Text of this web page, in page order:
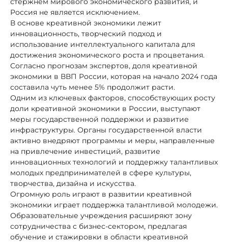
Россия не является исключением.
В основе креативной экономики лежит
инновационность, творческий подход и
использование интеллектуального капитала для
достижения экономического роста и процветания.
Согласно прогнозам экспертов, доля креативной
экономики в ВВП России, которая на начало 2024 года
составила чуть менее 5% продолжит расти.
Одним из ключевых факторов, способствующих росту
доли креативной экономики в России, выступают
меры государственной поддержки и развитие
инфраструктуры. Органы государственной власти
активно внедряют программы и меры, направленные
на привлечение инвестиций, развитие
инновационных технологий и поддержку талантливых
молодых предпринимателей в сфере культуры,
творчества, дизайна и искусства.
Огромную роль играют в развитии креативной
экономики играет поддержка талантливой молодежи.
Образовательные учреждения расширяют зону
сотрудничества с бизнес-сектором, предлагая
обучение и стажировки в области креативной